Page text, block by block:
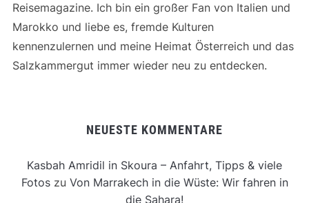
Reisemagazine. Ich bin ein großer Fan von Italien und
Marokko und liebe es, fremde Kulturen
kennenzulernen und meine Heimat Österreich und das
Salzkammergut immer wieder neu zu entdecken.
NEUESTE KOMMENTARE
Kasbah Amridil in Skoura – Anfahrt, Tipps & viele
Fotoszu Von Marrakech in die Wüste: Wir fahren in
die Sahara!